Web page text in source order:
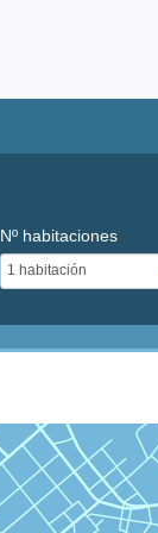
Nº habitaciones